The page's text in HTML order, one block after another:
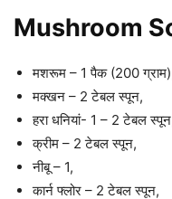
Mushroom
मशरूम – 1 पैक (200
मक्खन – 2 टेबल स्पून,
हरा धनियां- 1 – 2 टेबल
क्रीम – 2 टेबल स्पून,
नीबू – 1,
कार्न फ्लोर – 2 टेबल स्पून,